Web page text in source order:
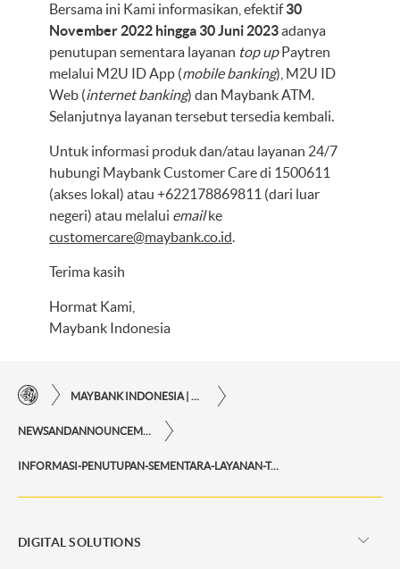
Bersama ini Kami informasikan, efektif30
November 2022 hingga 30 Juni 2023adanya
penutupan sementara layanan top upPaytren
melalui M2U ID App (mobile banking), M2U ID
Web (internet banking) dan Maybank ATM.
Selanjutnya layanan tersebut tersedia kembali.
Untuk informasi produk dan/atau layanan 24/7
hubungi Maybank Customer Care di 1500611
(akses lokal) atau +622178869811 (dari luar
negeri) atau melalui emailke
customercare@maybank.co.id.
Terima kasih
Hormat Kami,
Maybank Indonesia
INFORMASI-PENUTUPAN-SEMENTARA-LAYANAN-TOP-UP-PAYTREN
DIGITAL SOLUTIONS